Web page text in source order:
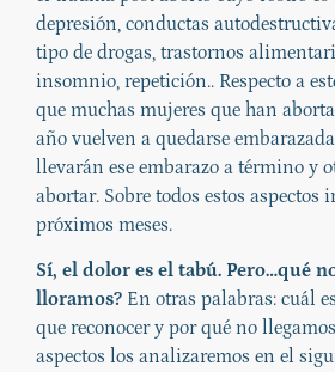
depresión, conductas
tipo de drogas, trastornos
insomnio, repetición.. Respecto a
que muchas mujeres que han
año vuelven a quedarse
llevarán ese embarazo a término y
abortar. Sobre todos estos aspectos
próximos meses.
Sí, el dolor es el tabú. Pero…qué
lloramos? En otras palabras: cuál
que reconocer y por qué no
aspectos los analizaremos en el